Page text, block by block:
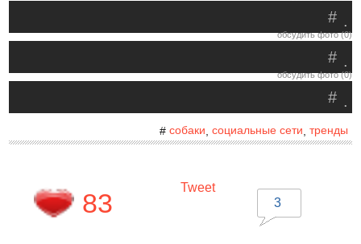
.
#
обсудить фото (0)
.
#
обсудить фото (0)
.
#
# собаки социальные сети тренды
83
Tweet
3